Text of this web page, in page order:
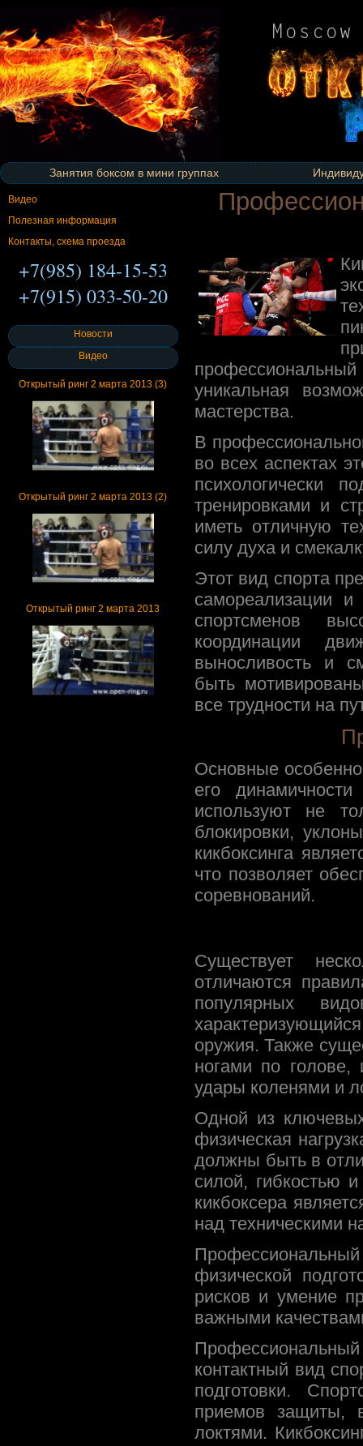
Занятия боксом в мини группах
Видео
Полезная информация
Контакты, схема проезда
+7(985) 184-15-53
+7(915) 033-50-20
Новости
Видео
Открытый ринг 2 марта 2013 (3)
Открытый ринг 2 марта 2013 (2)
Открытый ринг 2 марта 2013
уникальная
мастерства.
В
во всех аспектах
психологически
тренировками и
иметь отличную
силу духа и
Этот вид спорта
самореализации и
спортсменов
координации
выносливость и
быть
все трудности на
Основные
его
используют не
блокировки,
кикбоксинга
что позволяет
соревнований.
Существует
отличаются
популярных
оружия. Также
ногами по голове,
удары коленями и
Одной из
физическая
должны быть в
силой, гибкостью
кикбоксера
над техническими
физической
рисков и умение
важными
контактный вид
подготовки.
приемов защиты,
локтями.